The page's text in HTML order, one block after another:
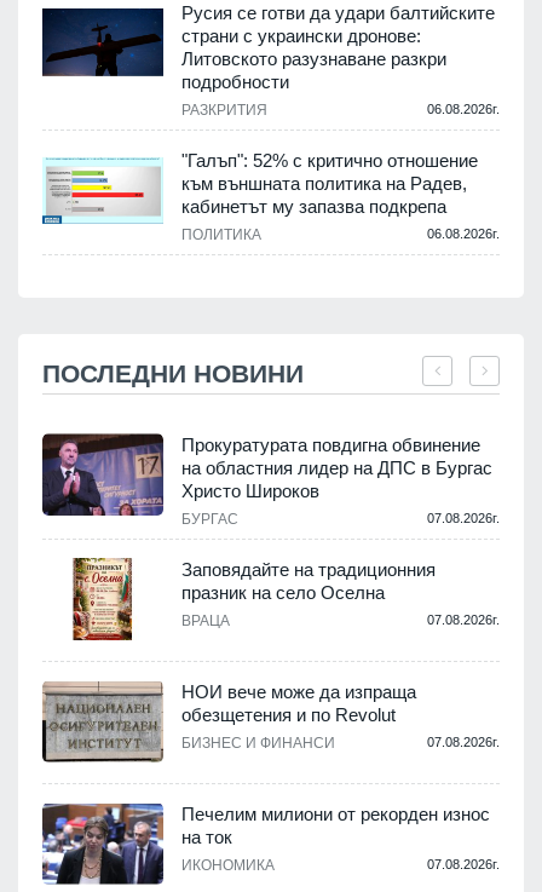
Русия се готви да удари балтийските
страни с украински дронове:
Литовското разузнаване разкри
подробности
РАЗКРИТИЯ 06.08.2026г.
"Галъп": 52% с критично отношение
към външната политика на Радев,
кабинетът му запазва подкрепа
ПОЛИТИКА 06.08.2026г.
ПОСЛЕДНИ НОВИНИ
Прокуратурата повдигна обвинение
на областния лидер на ДПС в Бургас
Христо Широков
БУРГАС 07.08.2026г.
Заповядайте на традиционния
празник на село Оселна
ВРАЦА 07.08.2026г.
НОИ вече може да изпраща
обезщетения и по Revolut
БИЗНЕС И ФИНАНСИ 07.08.2026г.
Печелим милиони от рекорден износ
на ток
ИКОНОМИКА 07.08.2026г.